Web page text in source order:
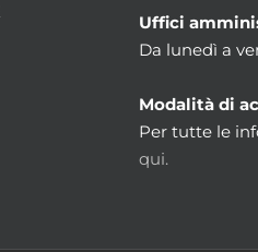
Uffici
Da lunedì a
Modalità di
Per tutte le
qui.